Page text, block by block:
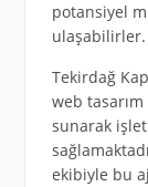
potansiyel
ulaşabilirler.
Tekirdağ
web
sunarak
ekibiyle bu